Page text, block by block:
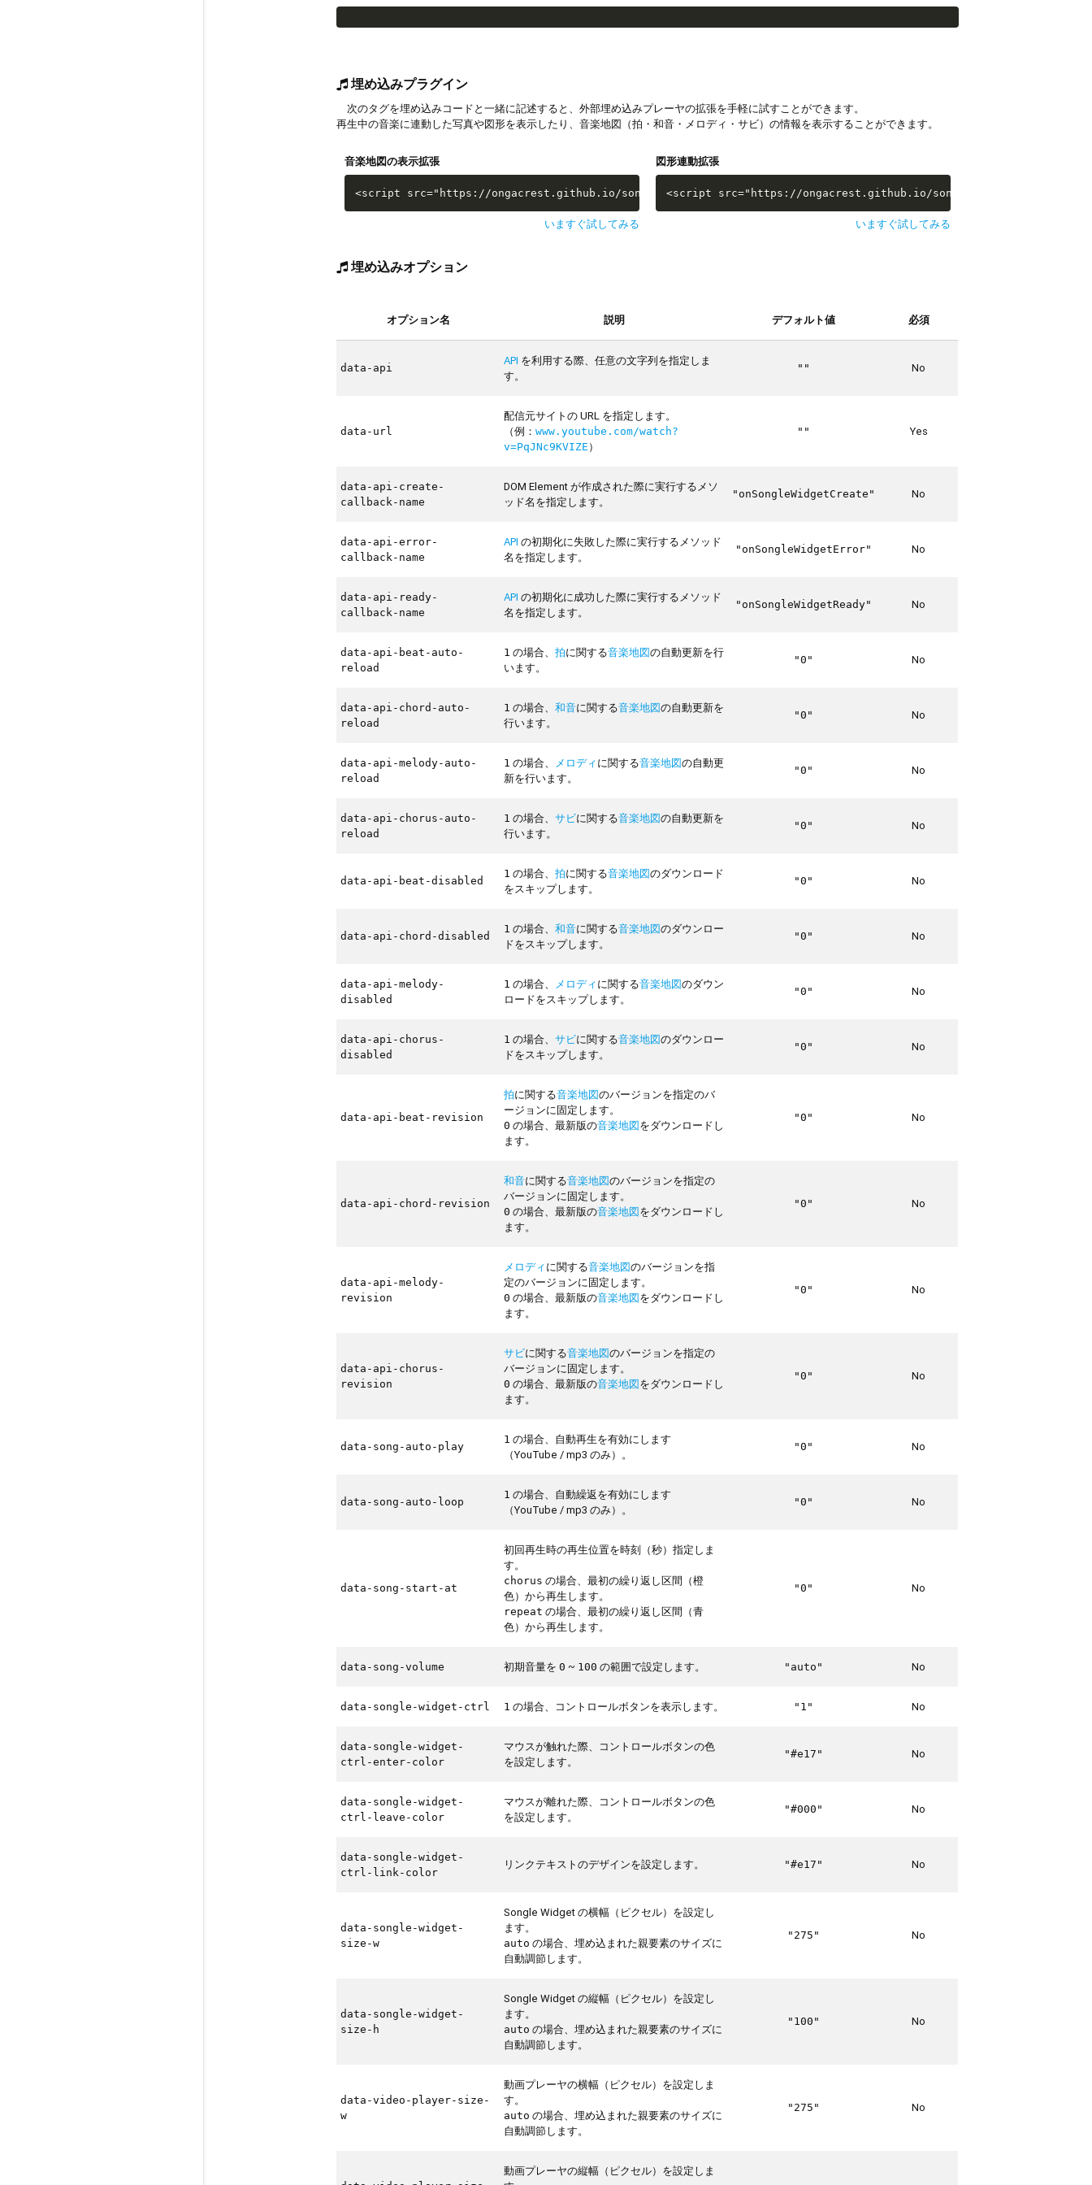
埋め込みプラグイン
次のタグを埋め込みコードと一緒に記述すると、外部埋め込みプレーヤの拡張を手軽に試すことができます。
再生中の音楽に連動した写真や図形を表示したり、音楽地図（拍・和音・メロディ・サビ）の情報を表示することができます。
音楽地図の表示拡張
<script src="https://ongacrest.github.io/songle-widget-api-examples/extras/sw-extra-stats.js"></script>
いますぐ試してみる
図形連動拡張
<script src="https://ongacrest.github.io/songle-widget-api-
いますぐ試してみる
埋め込みオプション
オプション名 説明 デフォルト値 必須
data-api
API を利用する際、任意の文字列を指定しま
す。
"" No
data-url
配信元サイトの URL を指定します。
（例：www.youtube.com/watch?
v=PqJNc9KVIZE ）
"" Yes
data-api-create-
callback-name
DOM Element が作成された際に実行するメソ
ッド名を指定します。
"onSongleWidgetCreate" No
data-api-error-
callback-name
API の初期化に失敗した際に実行するメソッド
名を指定します。
"onSongleWidgetError" No
data-api-ready-
callback-name
API の初期化に成功した際に実行するメソッド
名を指定します。
"onSongleWidgetReady" No
data-api-beat-auto-
reload
1 の場合、拍に関する音楽地図の自動更新を行
います。
"0" No
data-api-chord-auto-
reload
1 の場合、和音に関する音楽地図の自動更新を
行います。
"0" No
data-api-melody-auto-
reload
1 の場合、 メロディに関する音楽地図の自動更
新を行います。
"0" No
data-api-chorus-auto-
reload
1 の場合、サビに関する音楽地図の自動更新を
行います。
"0" No
data-api-beat-disabled
1 の場合、拍に関する音楽地図のダウンロード
をスキップします。
"0" No
data-api-chord-disabled
1 の場合、和音に関する音楽地図のダウンロー
ドをスキップします。
"0" No
data-api-melody-
disabled
1 の場合、 メロディに関する音楽地図のダウン
ロードをスキップします。
"0" No
data-api-chorus-
disabled
1 の場合、サビに関する音楽地図のダウンロー
ドをスキップします。
"0" No
data-api-beat-revision
拍に関する音楽地図のバージョンを指定のバ
ージョンに固定します。
0 の場合、最新版の音楽地図をダウンロードし
ます。
"0" No
data-api-chord-revision
和音に関する音楽地図のバージョンを指定の
バージョンに固定します。
0 の場合、最新版の音楽地図をダウンロードし
ます。
"0" No
data-api-melody-
revision
メロディに関する音楽地図のバージョンを指
定のバージョンに固定します。
0 の場合、最新版の音楽地図をダウンロードし
ます。
"0" No
data-api-chorus-
revision
サビに関する音楽地図のバージョンを指定の
バージョンに固定します。
0 の場合、最新版の音楽地図をダウンロードし
ます。
"0" No
data-song-auto-play
1 の場合、自動再生を有効にします
（YouTube / mp3 のみ）。
"0" No
data-song-auto-loop
1 の場合、自動繰返を有効にします
（YouTube / mp3 のみ）。
"0" No
data-song-start-at
初回再生時の再生位置を時刻（秒）指定しま
す。
chorus の場合、最初の繰り返し区間（橙
色）から再生します。
repeat の場合、最初の繰り返し区間（青
色）から再生します。
"0" No
data-song-volume 初期音量を0 ~ 100 の範囲で設定します。 "auto" No
data-songle-widget-ctrl 1 の場合、コントロールボタンを表示します。 "1" No
data-songle-widget-
ctrl-enter-color
マウスが触れた際、コントロールボタンの色
を設定します。
"#e17" No
data-songle-widget-
ctrl-leave-color
マウスが離れた際、コントロールボタンの色
を設定します。
"#000" No
data-songle-widget-
ctrl-link-color
リンクテキストのデザインを設定します。 "#e17" No
data-songle-widget-
size-w
Songle Widget の横幅（ピクセル）を設定し
ます。
auto の場合、埋め込まれた親要素のサイズに
自動調節します。
"275" No
data-songle-widget-
size-h
Songle Widget の縦幅（ピクセル）を設定し
ます。
auto の場合、埋め込まれた親要素のサイズに
自動調節します。
"100" No
data-video-player-size-
w
動画プレーヤの横幅（ピクセル）を設定しま
す。
auto の場合、埋め込まれた親要素のサイズに
自動調節します。
"275" No
動画プレーヤの縦幅（ピクセル）を設定しま